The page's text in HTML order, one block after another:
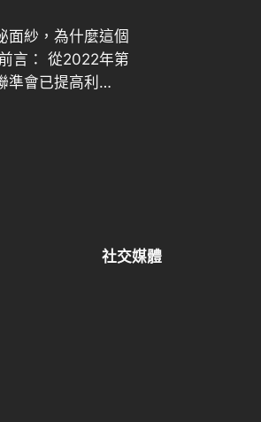
面紗，為什麼這個
言： 從2022年第
準會已提高利…
社交媒體